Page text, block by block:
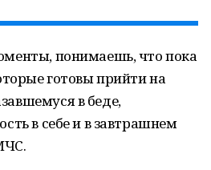
понимаешь, что пока
готовы прийти на
в беде,
в себе и в завтрашнем